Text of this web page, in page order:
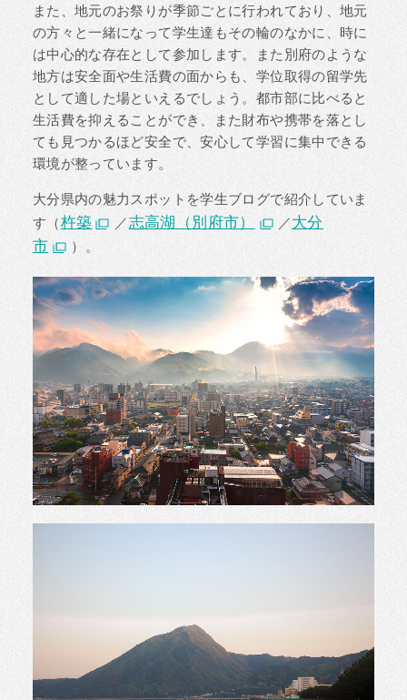
また、地元のお祭りが季節ごとに行われており、地元
の方々と一緒になって学生達もその輪のなかに、時に
は中心的な存在として参加します。また別府のような
地方は安全面や生活費の面からも、学位取得の留学先
として適した場といえるでしょう。都市部に比べると
生活費を抑えることができ、また財布や携帯を落とし
ても見つかるほど安全で、安心して学習に集中できる
環境が整っています。
大分県内の魅力スポットを学生ブログで紹介していま
す（杵築 ／志高湖（別府市） ／大分
市
）。